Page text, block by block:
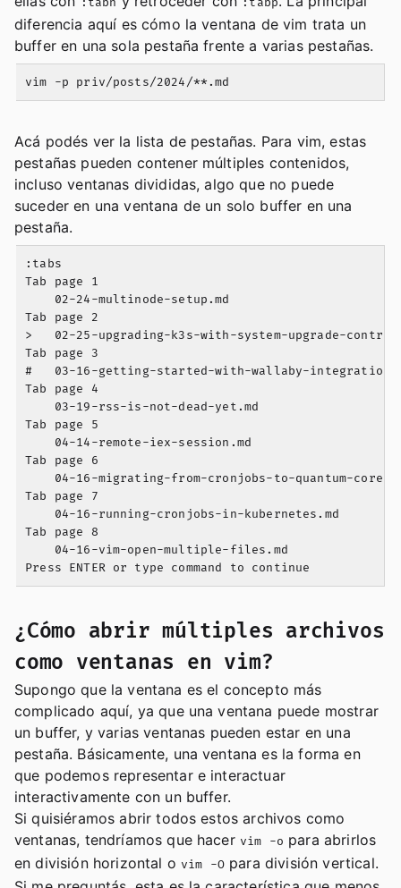
diferencia aquí es cómo la ventana de vim trata un
buffer en una sola pestaña frente a varias pestañas.
Acá podés ver la lista de pestañas. Para vim, estas
pestañas pueden contener múltiples contenidos,
incluso ventanas divididas, algo que no puede
suceder en una ventana de un solo buffer en una
pestaña.
:tabs
Tab page 1
    02-24-multinode-setup.md
Tab page 2
>   02-25-upgrading-k3s-with-system-upgrade-
Tab page 3
#   03-16-getting-started-with-wallaby-integration-
Tab page 4
    03-19-rss-is-not-dead-yet.md
Tab page 5
    04-14-remote-iex-session.md
Tab page 6
04-16-migrating-from-cronjobs-to-quantum-
Tab page 7
    04-16-running-cronjobs-in-kubernetes.md
Tab page 8
    04-16-vim-open-multiple-files.md
¿Cómo abrir múltiples archivos
como ventanas en vim?
Supongo que la ventana es el concepto más
complicado aquí, ya que una ventana puede mostrar
un buffer, y varias ventanas pueden estar en una
pestaña. Básicamente, una ventana es la forma en
que podemos representar e interactuar
interactivamente con un buffer.
Si quisiéramos abrir todos estos archivos como
ventanas, tendríamos que hacer vim -o para abrirlos
en división horizontal o vim -Opara división vertical.